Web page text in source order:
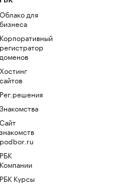
Облако для
бизнеса
Корпоративный
регистратор
доменов
Хостинг
сайтов
Рег.решения
Знакомства
Сайт
знакомств
podbor.ru
РБК
Компании
РБК Курсы